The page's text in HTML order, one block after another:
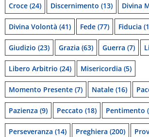
Croce (24) Discernimento (13) Divina
Divina Volontà (41) Fede (77) Fiducia
Giudizio (23) Grazia (63) Guerra (7)
Libero Arbitrio (24) Misericordia (5)
Momento Presente (7) Natale (16)
Pazienza (9) Peccato (18) Pentimento
Perseveranza (14) Preghiera (200)